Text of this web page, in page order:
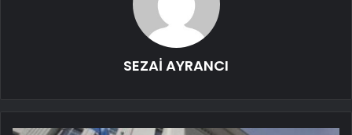
SEZAİ AYRANCI